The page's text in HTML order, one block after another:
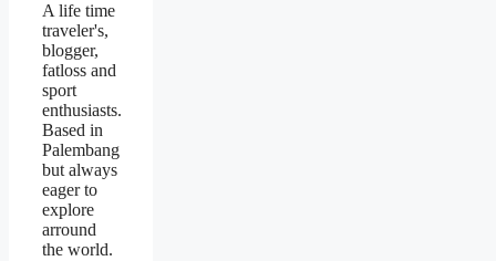
A life time
traveler's,
blogger,
fatloss and
sport
enthusiasts.
Based in
Palembang
but always
eager to
explore
arround
the world.